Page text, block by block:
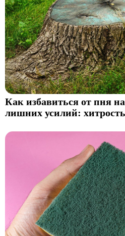
Как избавиться от пня
лишних усилий: